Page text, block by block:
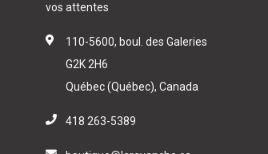
vos attentes
110-5600, boul. des Galeries
G2K 2H6
Québec (Québec), Canada
418 263-5389